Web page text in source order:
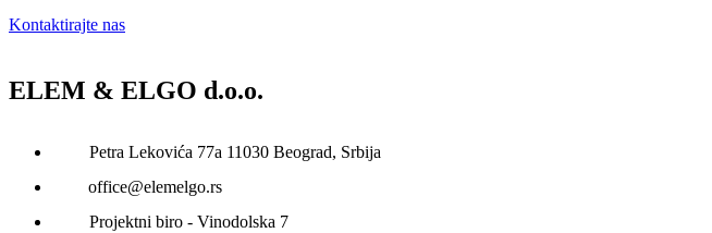
Kontaktirajte nas
ELEM & ELGO d.o.o.
Petra Lekovića 77а 11030 Beograd, Srbija
office@elemelgo.rs
Projektni biro - Vinodolska 7